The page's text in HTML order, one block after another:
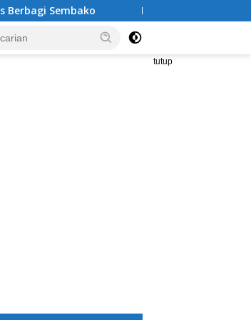
Kritik Tajam Sekda Tanggamus: Tukin
tutup